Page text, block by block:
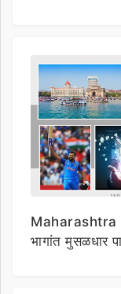
Maharashtra
भागांत मुसळधार